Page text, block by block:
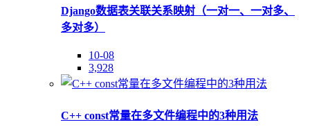
Django数据表关联关系映射（一对一、一对多、
多对多）
10-08
3,928
C++ const常量在多文件编程中的3种用法